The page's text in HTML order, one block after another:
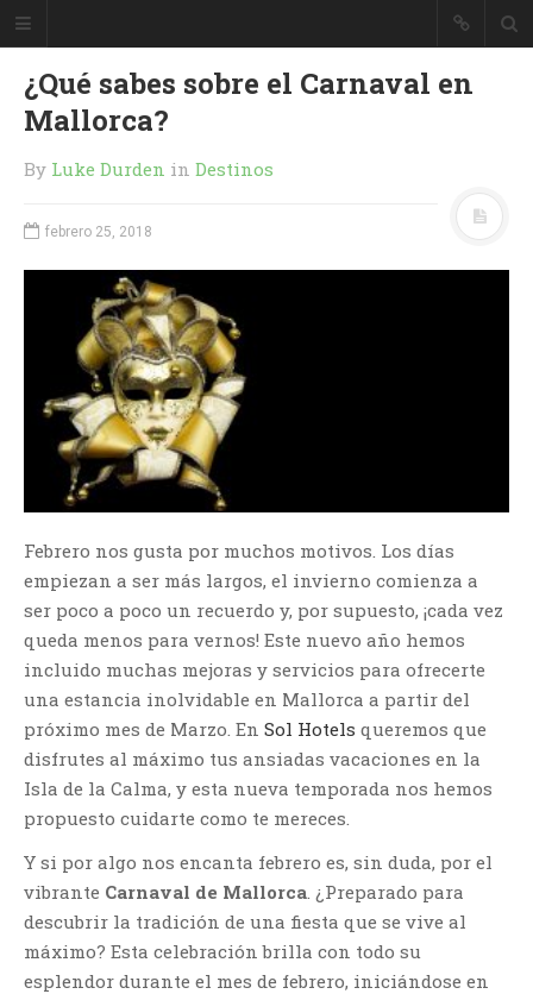
¿Qué sabes sobre el Carnaval en
Mallorca?
By Luke Durden in Destinos
febrero 25, 2018
Febrero nos gusta por muchos motivos. Los días
empiezan a ser más largos, el invierno comienza a
ser poco a poco un recuerdo y, por supuesto, ¡cada vez
queda menos para vernos! Este nuevo año hemos
incluido muchas mejoras y servicios para ofrecerte
una estancia inolvidable en Mallorca a partir del
próximo mes de Marzo. En Sol Hotels queremos que
disfrutes al máximo tus ansiadas vacaciones en la
Isla de la Calma, y esta nueva temporada nos hemos
propuesto cuidarte como te mereces.
Y si por algo nos encanta febrero es, sin duda, por el
vibrante Carnaval de Mallorca. ¿Preparado para
descubrir la tradición de una fiesta que se vive al
máximo? Esta celebración brilla con todo su
esplendor durante el mes de febrero, iniciándose en